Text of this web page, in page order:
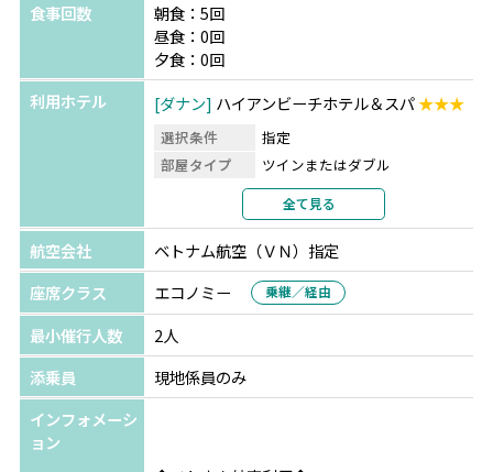
食事回数
朝食：5回
昼食：0回
夕食：0回
利用ホテル
ダナン ハイアンビーチホテル＆スパ★★★
選択条件
指定
部屋タイプ
ツインまたはダブル
2名1室利用
部屋カテゴリ
シティービュー
全て見る
航空会社
ベトナム航空（ＶＮ）指定
座席クラス
エコノミー 乗継／経由
最小催行人数
2人
添乗員
現地係員のみ
インフォメーシ
ョン